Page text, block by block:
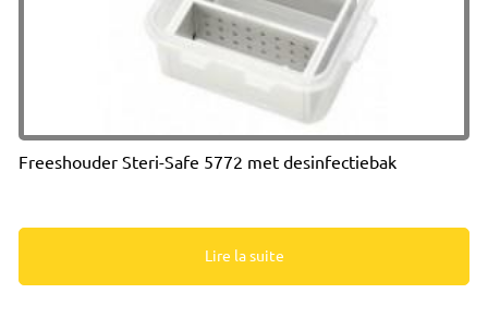
Freeshouder Steri-Safe 5772 met desinfectiebak
Lire la suite